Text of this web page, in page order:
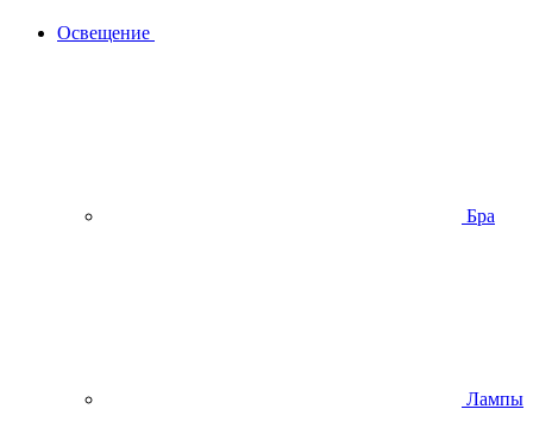
Освещение
Бра
Лампы